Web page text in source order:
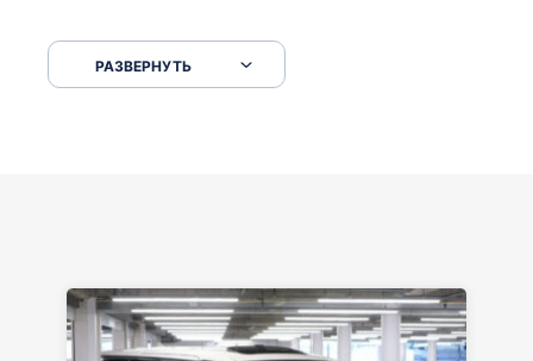
серпантинах по пути следования.
РАЗВЕРНУТЬ